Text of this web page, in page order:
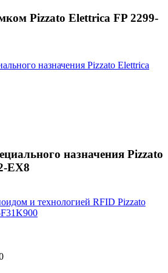
Pizzato Elettrica FP 2299-
назначения Pizzato
EX8